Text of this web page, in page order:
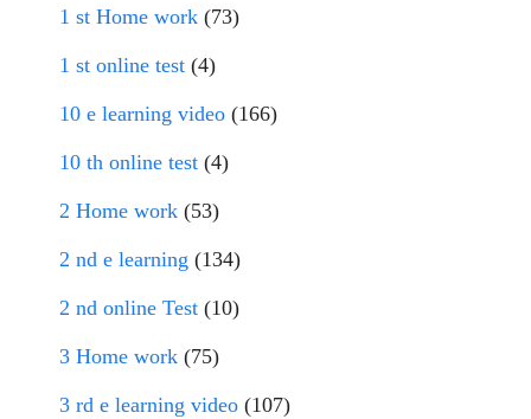
1 st Home work (73)
1 st online test (4)
10 e learning video (166)
10 th online test (4)
2 Home work (53)
2 nd e learning (134)
2 nd online Test (10)
3 Home work (75)
3 rd e learning video (107)